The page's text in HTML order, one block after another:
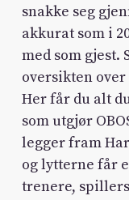
snakke seg
akkurat som i
med som gjest.
oversikten over
Her får du alt
som utgjør
legger fram
og lytterne får
trenere,